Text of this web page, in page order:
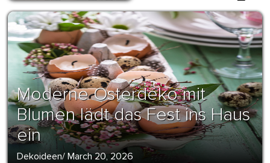
Moderne Osterdeko mit
Blumen lädt das Fest ins Haus
ein
Dekoideen/ March 20, 2026